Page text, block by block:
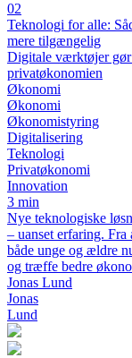
02
Teknologi for alle:
mere tilgængelig
Digitale værktøjer gør
privatøkonomien
Økonomi
Økonomi
Økonomistyring
Digitalisering
Teknologi
Privatøkonomi
Innovation
3 min
Nye teknologiske
– uanset erfaring.
både unge og ældre
og træffe bedre
Jonas Lund
Jonas
Lund